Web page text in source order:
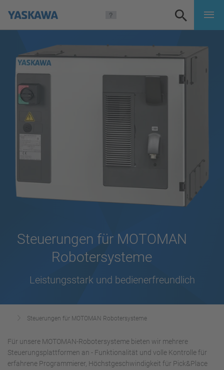
Steuerungen für MOTOMAN
Robotersysteme
Leistungsstark und bedienerfreundlich
Steuerungen für MOTOMAN Robotersysteme
Für unsere MOTOMAN-Robotersysteme bieten wir mehrere
Steuerungsplattformen an - Funktionalität und volle Kontrolle für
erfahrene Programmierer, Höchstgeschwindigkeit für Pick&Place